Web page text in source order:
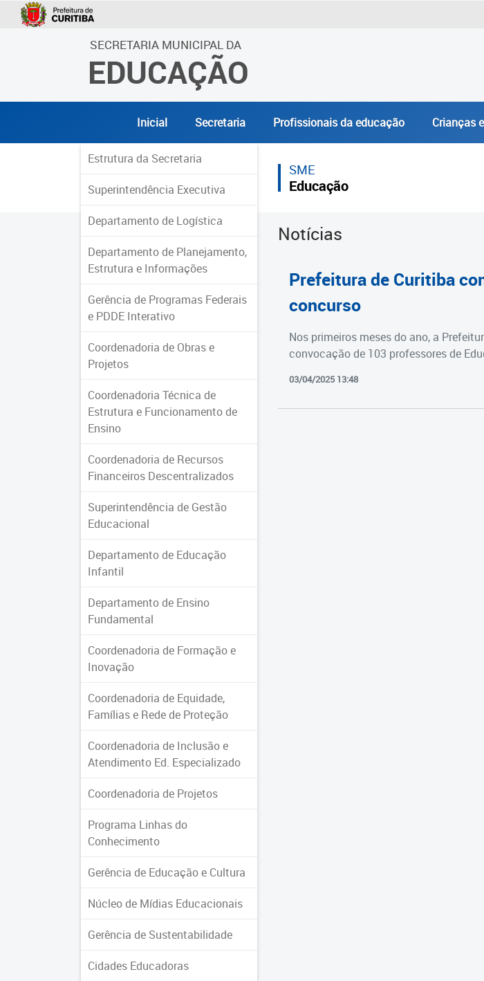
SECRETARIA MUNICIPAL DA
EDUCAÇÃO
Inicial Secretaria Profissionais da educação Crianças
Estrutura da Secretaria
Superintendência Executiva
Departamento de Logística
Departamento de Planejamento,
Estrutura e Informações
Gerência de Programas Federais
e PDDE Interativo
Coordenadoria de Obras e
Projetos
Coordenadoria Técnica de
Estrutura e Funcionamento de
Ensino
Coordenadoria de Recursos
Financeiros Descentralizados
Superintendência de Gestão
Educacional
Departamento de Educação
Infantil
Departamento de Ensino
Fundamental
Coordenadoria de Formação e
Inovação
Coordenadoria de Equidade,
Famílias e Rede de Proteção
Coordenadoria de Inclusão e
Atendimento Ed. Especializado
Coordenadoria de Projetos
Programa Linhas do
Conhecimento
Gerência de Educação e Cultura
Núcleo de Mídias Educacionais
Gerência de Sustentabilidade
Cidades Educadoras
SME
Educação
Notícias
Prefeitura de Curitiba
concurso
Nos primeiros meses do ano, a
convocação de 103 professores de
03/04/2025 13:48